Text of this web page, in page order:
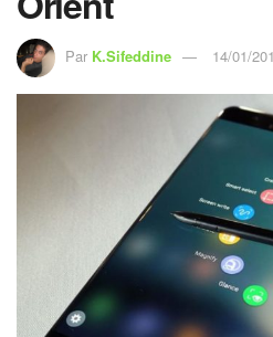
Par K.Sifeddine 14/01/